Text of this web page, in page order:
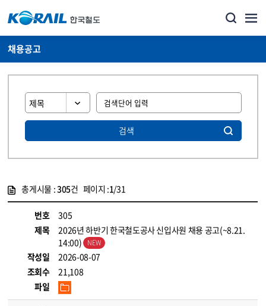
채용공고
검색
총게시물 :305건 페이지 :1/31
번호
305
제목
2026년 하반기 한국철도공사 신입사원 채용 공고(~8.21.
14:00)
작성일
2026-08-07
조회수
21,108
파일